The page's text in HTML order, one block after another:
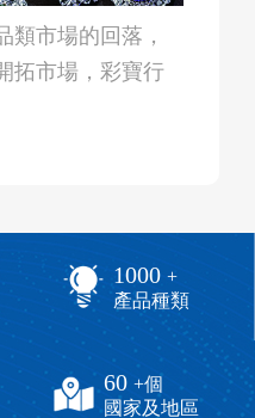
類市場的回落，
拓市場，彩寶行
1000 +
產品種類
60 +個
國家及地區